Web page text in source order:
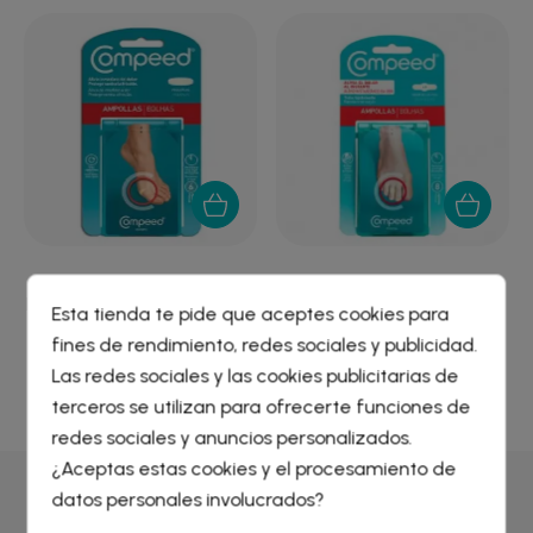
COMPEED AMPOLLAS
HIDROCOLOIDE EXTREME...
5,93 €
COMPEED AMPOLLAS
HIDROCOLOIDE DEDOS...
6,46 €
Por qué comprar enFarmacia Liceo
Crear lista de deseos
Nombre de la lista de deseos
Iniciar sesión
Debe iniciar sesión para guardar productos en su lista de
deseos.
Esta tienda te pide que aceptes cookies para
fines de rendimiento, redes sociales y publicidad.
Las redes sociales y las cookies publicitarias de
terceros se utilizan para ofrecerte funciones de
redes sociales y anuncios personalizados.
¿Aceptas estas cookies y el procesamiento de
datos personales involucrados?